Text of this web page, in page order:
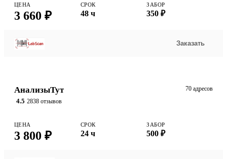
ЦЕНА
3 660 ₽
СРОК
48 ч
ЗАБОР
350 ₽
Заказать
АнализыТут
4.5 2838 отзывов
70 адресов
ЦЕНА
3 800 ₽
СРОК
24 ч
ЗАБОР
500 ₽